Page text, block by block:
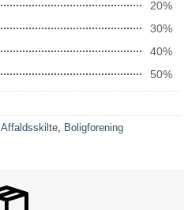
20%
30%
40%
50%
Affaldsskilte, Boligforening